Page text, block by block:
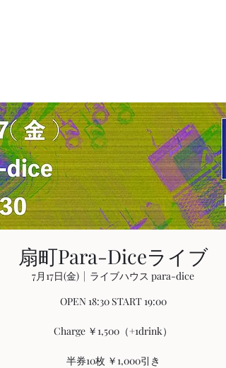
扇町Para-Diceライブ
7月17日(金)
  |
ライブハウス para-dice
OPEN 18:30 START 19:00
Charge ￥1,500（+1drink）
半券10枚 ￥1,000引き